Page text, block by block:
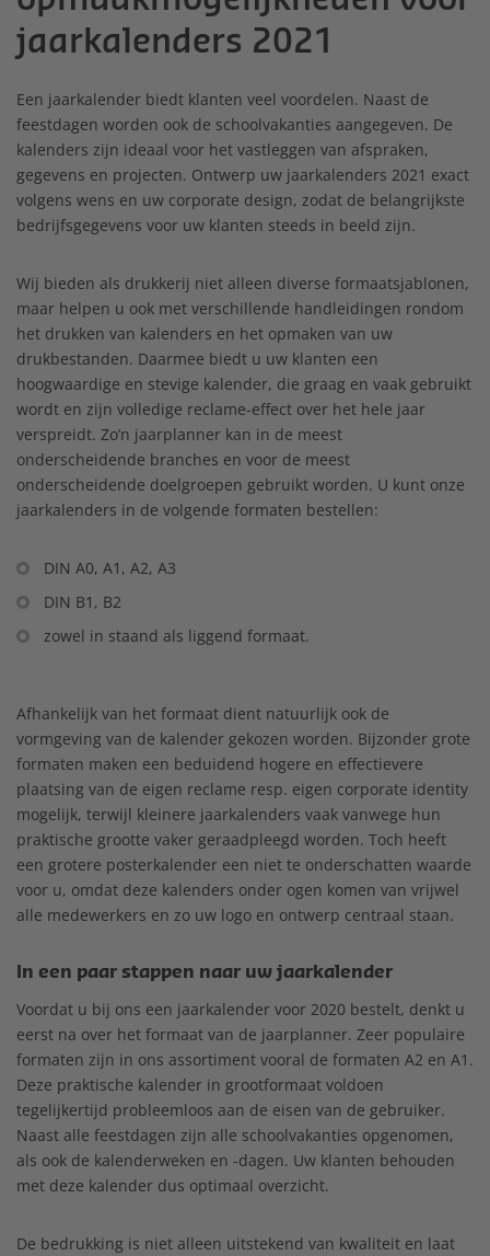
jaarkalenders 2021
Een jaarkalender biedt klanten veel voordelen. Naast de
feestdagen worden ook de schoolvakanties aangegeven. De
kalenders zijn ideaal voor het vastleggen van afspraken,
gegevens en projecten. Ontwerp uw jaarkalenders 2021 exact
volgens wens en uw corporate design, zodat de belangrijkste
bedrijfsgegevens voor uw klanten steeds in beeld zijn.
Wij bieden als drukkerij niet alleen diverse formaatsjablonen,
maar helpen u ook met verschillende handleidingen rondom
het drukken van kalenders en het opmaken van uw
drukbestanden. Daarmee biedt u uw klanten een
hoogwaardige en stevige kalender, die graag en vaak gebruikt
wordt en zijn volledige reclame-effect over het hele jaar
verspreidt. Zo’n jaarplanner kan in de meest
onderscheidende branches en voor de meest
onderscheidende doelgroepen gebruikt worden. U kunt onze
jaarkalenders in de volgende formaten bestellen:
DIN A0, A1, A2, A3
DIN B1, B2
zowel in staand als liggend formaat.
Afhankelijk van het formaat dient natuurlijk ook de
vormgeving van de kalender gekozen worden. Bijzonder grote
formaten maken een beduidend hogere en effectievere
plaatsing van de eigen reclame resp. eigen corporate identity
mogelijk, terwijl kleinere jaarkalenders vaak vanwege hun
praktische grootte vaker geraadpleegd worden. Toch heeft
een grotere posterkalender een niet te onderschatten waarde
voor u, omdat deze kalenders onder ogen komen van vrijwel
alle medewerkers en zo uw logo en ontwerp centraal staan.
In een paar stappen naar uw jaarkalender
Voordat u bij ons een jaarkalender voor 2020 bestelt, denkt u
eerst na over het formaat van de jaarplanner. Zeer populaire
formaten zijn in ons assortiment vooral de formaten A2 en A1.
Deze praktische kalender in grootformaat voldoen
tegelijkertijd probleemloos aan de eisen van de gebruiker.
Naast alle feestdagen zijn alle schoolvakanties opgenomen,
als ook de kalenderweken en -dagen. Uw klanten behouden
met deze kalender dus optimaal overzicht.
De bedrukking is niet alleen uitstekend van kwaliteit en laat